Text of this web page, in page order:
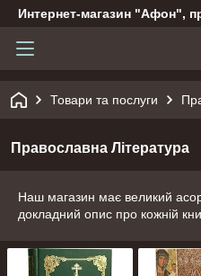
Интернет-магазин "Афон",
Товари та послуги
Православна Література
Наш магазин має великий
докладний опис про кожній